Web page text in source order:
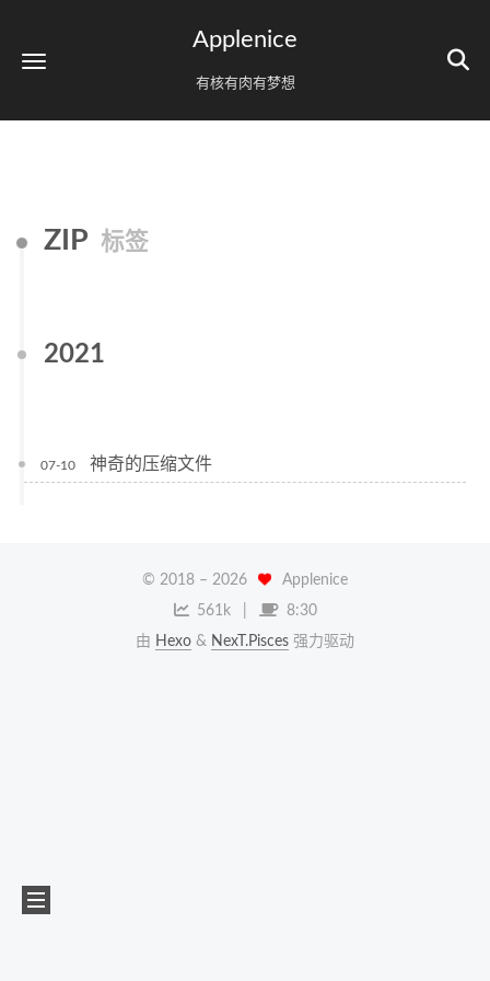
Applenice
有核有肉有梦想
ZIP 标签
2021
07-10 神奇的压缩文件
© 2018 – 2026
Applenice
561k
8:30
由 Hexo & NexT.Pisces 强力驱动